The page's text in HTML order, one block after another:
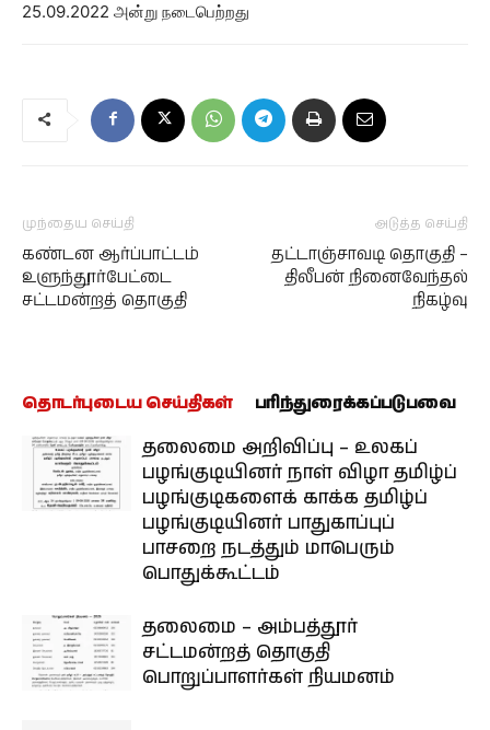
25.09.2022 அன்று நடைபெற்றது
முந்தைய செய்தி
கண்டன ஆர்ப்பாட்டம்
உளுந்தூர்பேட்டை
சட்டமன்றத் தொகுதி
அடுத்த செய்தி
தட்டாஞ்சாவடி தொகுதி –
திலீபன் நினைவேந்தல்
நிகழ்வு
தொடர்புடைய செய்திகள் பரிந்துரைக்கப்படுபவை
தலைமை அறிவிப்பு – உலகப்
பழங்குடியினர் நாள் விழா தமிழ்ப்
பழங்குடிகளைக் காக்க தமிழ்ப்
பழங்குடியினர் பாதுகாப்புப்
பாசறை நடத்தும் மாபெரும்
பொதுக்கூட்டம்
தலைமை – அம்பத்தூர்
சட்டமன்றத் தொகுதி
பொறுப்பாளர்கள் நியமனம்